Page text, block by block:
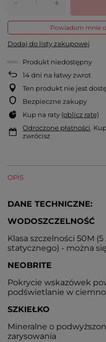
- +
Powiadom mnie
Dodaj do listy zakupowej
Produkt niedostępny
14dni na łatwy zwrot
Ten produkt nie jest
Bezpieczne zakupy
Kup na raty (oblicz ratę)
Odroczone płatności.
zwrócisz
OPIS
DANE TECHNICZNE:
WODOSZCZELNOŚĆ
Klasa szczelności 50M
statycznego) - można
NEOBRITE
Pokrycie wskazówek
podświetlanie w
SZKIEŁKO
Mineralne o
zarysowania